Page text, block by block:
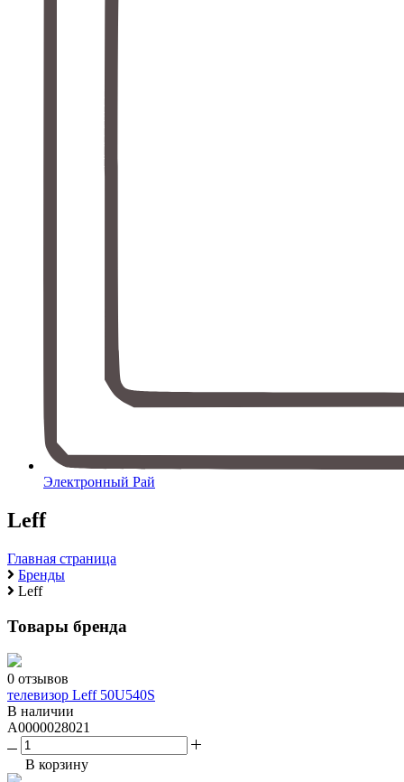
Электронный Рай
Leff
Главная страница
Бренды
Leff
Товары бренда
0 отзывов
телевизор Leff 50U540S
В наличии
A0000028021
В корзину